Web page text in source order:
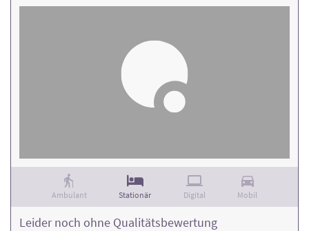
Ambulant Stationär Digital Mobil
Leider noch ohne Qualitätsbewertung